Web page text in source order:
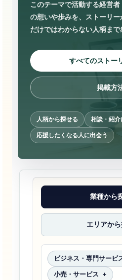
このテーマで活動する経営
の想いや歩みを、ストーリ
だけではわからない人柄まで
すべてのストー
掲載方
人柄から探せる 相談・紹介
応援したくなる人に出会う
業種から
エリアか
ビジネス・専門サービ
小売・サービス